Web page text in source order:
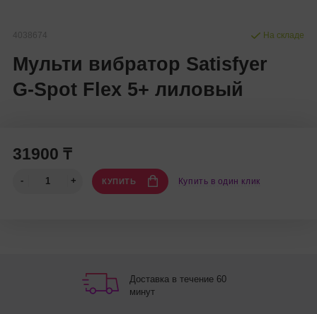
4038674
Мульти вибратор Satisfyer
G-Spot Flex 5+ лиловый
На складе
31900 ₸
КУПИТЬ Купить в один клик
Доставка в течение 60
минут